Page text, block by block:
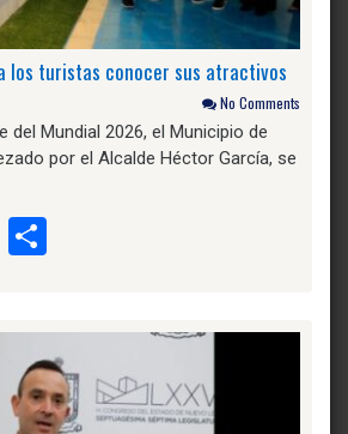
los turistas conocer sus atractivos
No Comments
del Mundial 2026, el Municipio de
por el Alcalde Héctor García, se
Email